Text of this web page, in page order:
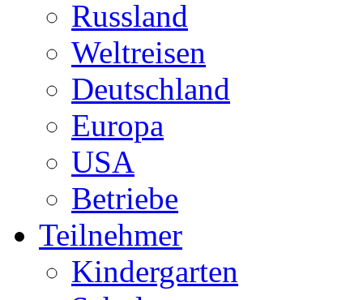
Russland
Weltreisen
Deutschland
Europa
USA
Betriebe
Teilnehmer
Kindergarten